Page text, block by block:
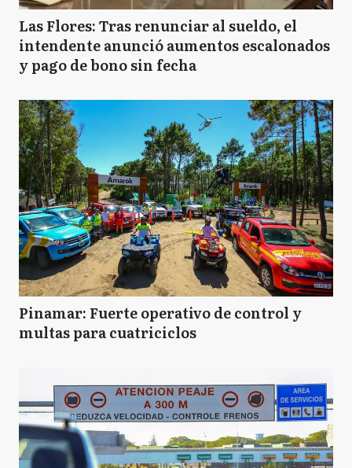
Las Flores: Tras renunciar al sueldo, el
intendente anunció aumentos escalonados
y pago de bono sin fecha
Pinamar: Fuerte operativo de control y
multas para cuatriciclos